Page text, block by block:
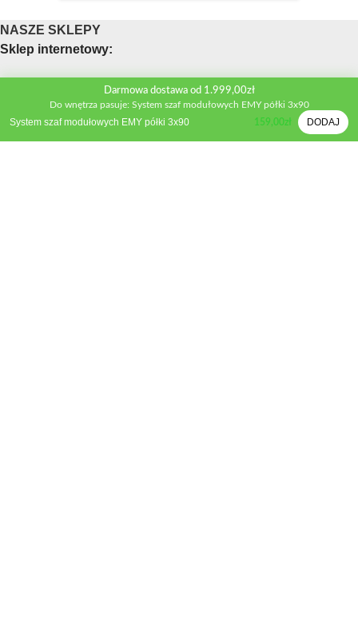
NASZE SKLEPY
Sklep internetowy:
Obsługa telefoniczna sklepu
Telefon:+48 533 312 041
Darmowa dostawa od 1.999,00zł
Do wnętrza pasuje: System szaf modułowych EMY półki 3x90
System szaf modułowych EMY półki 3x90 159,00zł DODAJ